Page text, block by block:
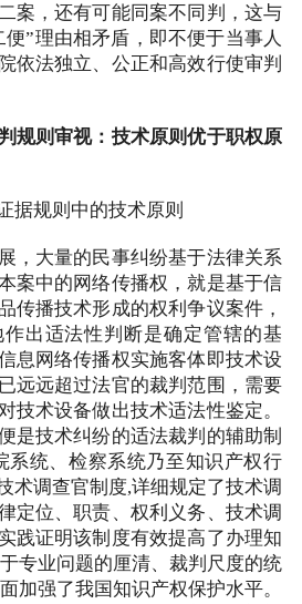
案，还有可能同案不同判，这与
”理由相矛盾，即不便于当事人
依法独立、公正和高效行使审判
规则审视：技术原则优于职权原
规则中的技术原则
大量的民事纠纷基于法律关系
案中的网络传播权，就是基于信
传播技术形成的权利争议案件，
出适法性判断是确定管辖的基
息网络传播权实施客体即技术设
远远超过法官的裁判范围，需要
技术设备做出技术适法性鉴定。
是技术纠纷的适法裁判的辅助制
系统、检察系统乃至知识产权行
术调查官制度,详细规定了技术调
定位、职责、权利义务、技术调
践证明该制度有效提高了办理知
专业问题的厘清、裁判尺度的统
加强了我国知识产权保护水平。